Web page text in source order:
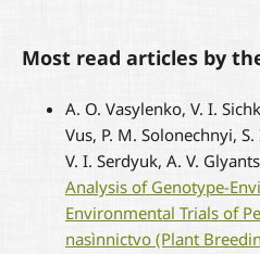
Most read articles by
A. O. Vasylenko, V. I.
Vus, P. M. Solonechnyi,
V. I. Serdyuk, A. V.
Analysis of Genotype-
Environmental Trials of
nasìnnictvo (Plant